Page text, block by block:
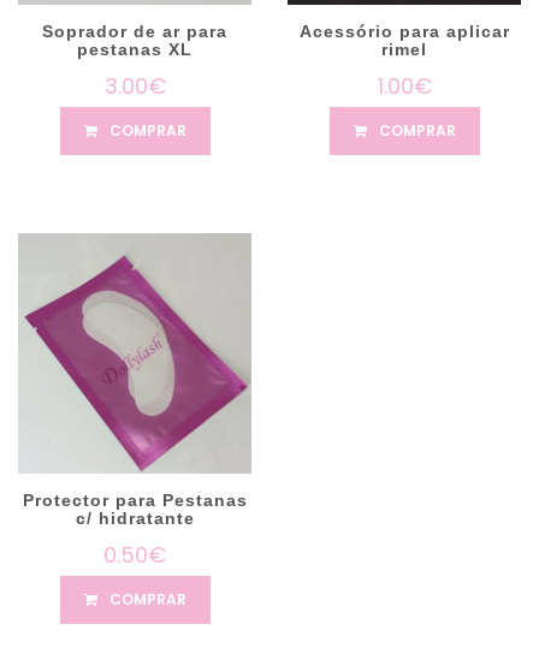
Soprador de ar para
pestanas XL
3.00€
COMPRAR
Acessório para aplicar
rimel
1.00€
COMPRAR
Protector para Pestanas
c/ hidratante
0.50€
COMPRAR